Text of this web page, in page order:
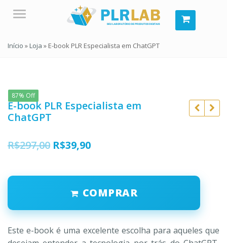
Menu
Início »Loja » E-book PLR Especialista em ChatGPT
87% Off
E-book PLR Especialista em
ChatGPT
R$297,00 O
original
era:
R$297,00.
R$39,90O
atual
é:
R$39,90.
COMPRAR
Este e-book é uma excelente escolha para aqueles que